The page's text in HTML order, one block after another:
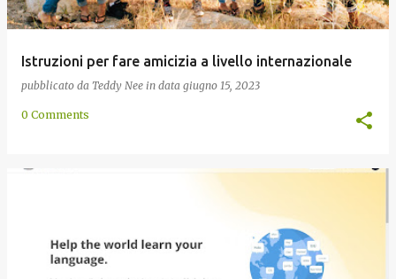
Istruzioni per fare amicizia a livello internazionale
pubblicato da Teddy Nee in data giugno 15, 2023
0 Comments